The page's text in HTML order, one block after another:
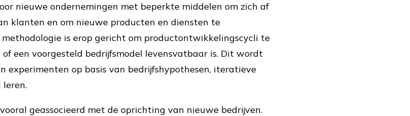
nieuwe ondernemingen met beperkte middelen om zich af
klanten en om nieuwe producten en diensten te
is erop gericht om productontwikkelingscycli te
een voorgesteld bedrijfsmodel levensvatbaar is. Dit wordt
experimenten op basis van bedrijfshypothesen, iteratieve
leren.
geassocieerd met de oprichting van nieuwe bedrijven.